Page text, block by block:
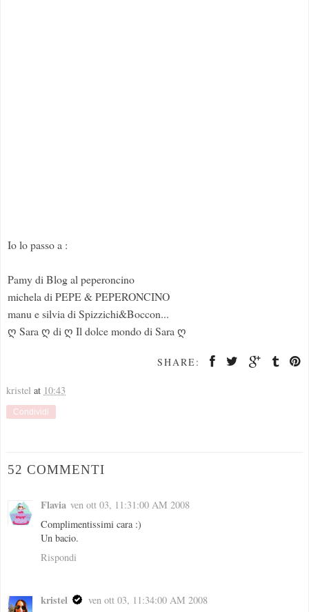
Io lo passo a :
Pamy di Blog al peperoncino
michela di PEPE & PEPERONCINO
manu e silvia di Spizzichi&Boccon...
ღ Sara ღ di ღ Il dolce mondo di Sara ღ
SHARE:
kristel at 10:43
Condividi
52 COMMENTI
Flavia ven ott 03, 11:31:00 AM 2008
Complimentissimi cara :)
Un bacio.
Rispondi
kristel
ven ott 03, 11:34:00 AM 2008